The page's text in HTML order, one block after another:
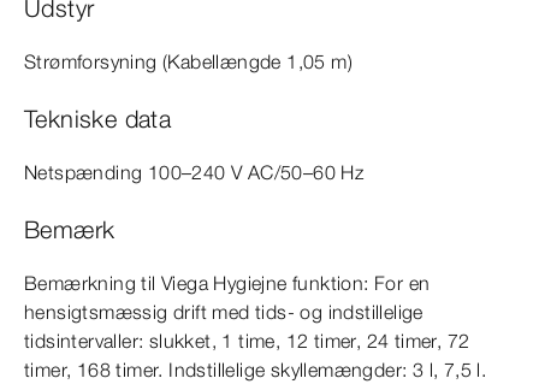
Udstyr
Strømforsyning (Kabellængde 1,05 m)
Tekniske data
Netspænding 100–240 V AC/50–60 Hz
Bemærk
Bemærkning til Viega Hygiejne funktion: For en
hensigtsmæssig drift med tids- og indstillelige
tidsintervaller: slukket, 1 time, 12 timer, 24 timer, 72
timer, 168 timer. Indstillelige skyllemængder: 3 l, 7,5 l.